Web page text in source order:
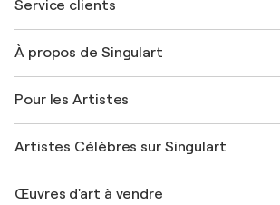
Service clients
Expédition
Offrir une carte cadeau
Rejoignez notre programme commercial
Mon compte
+33 1 76 44 06 42
À propos de Singulart
FAQ
Magazine Singulart
Emplois
Découvrez une sélection d'art original
Pour les Artistes
Se connecter en tant qu'Artiste
Artistes Célèbres sur Singulart
Marc Chagall
Œuvres d'art à vendre